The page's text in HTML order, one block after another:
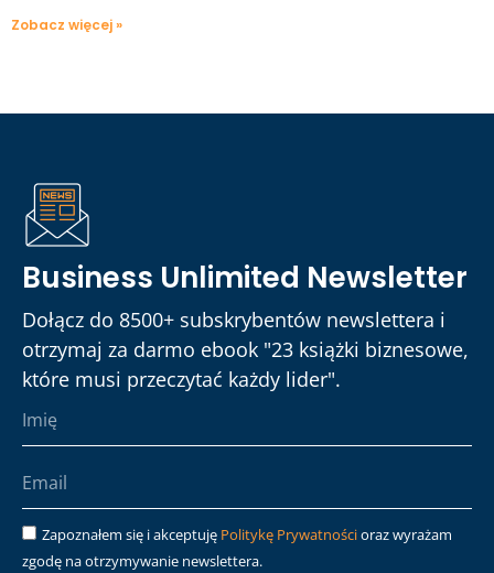
Zobacz więcej »
Business Unlimited Newsletter
Dołącz do 8500+ subskrybentów newslettera i
otrzymaj za darmo ebook "23 książki biznesowe,
które musi przeczytać każdy lider".
Zapoznałem się i akceptuję Politykę Prywatnościoraz wyrażam
zgodę na otrzymywanie newslettera.